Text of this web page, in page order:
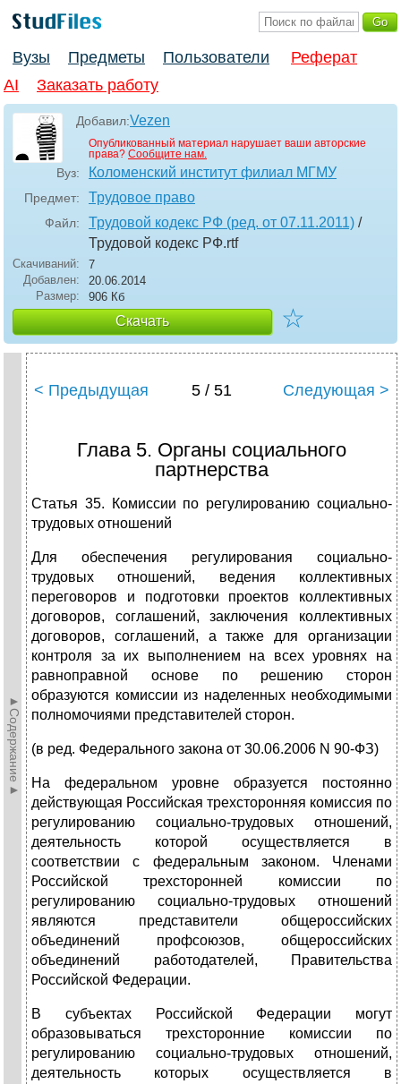
Вузы Предметы Пользователи
Реферат
AI
Заказать работу
Добавил:Vezen
Опубликованный материал нарушает ваши авторские
права? Сообщите нам.
Вуз: Коломенский институт филиал МГМУ
Предмет: Трудовое право
Файл: Трудовой кодекс РФ (ред. от 07.11.2011) /
Трудовой кодекс РФ.rtf
Скачиваний:
7
Добавлен:
20.06.2014
Размер:
906 Кб
Скачать ☆
►Содержание►
< Предыдущая 5 / 51 Следующая >
Глава 5. Органы социального
партнерства
Статья 35. Комиссии по регулированию социально-
трудовых отношений
Для обеспечения регулирования социально-
трудовых отношений, ведения коллективных
переговоров и подготовки проектов коллективных
договоров, соглашений, заключения коллективных
договоров, соглашений, а также для организации
контроля за их выполнением на всех уровнях на
равноправной основе по решению сторон
образуются комиссии из наделенных необходимыми
полномочиями представителей сторон.
(в ред. Федерального закона от 30.06.2006 N 90-ФЗ)
На федеральном уровне образуется постоянно
действующая Российская трехсторонняя комиссия по
регулированию социально-трудовых отношений,
деятельность которой осуществляется в
соответствии с федеральным законом. Членами
Российской трехсторонней комиссии по
регулированию социально-трудовых отношений
являются представители общероссийских
объединений профсоюзов, общероссийских
объединений работодателей, Правительства
Российской Федерации.
В субъектах Российской Федерации могут
образовываться трехсторонние комиссии по
регулированию социально-трудовых отношений,
деятельность которых осуществляется в